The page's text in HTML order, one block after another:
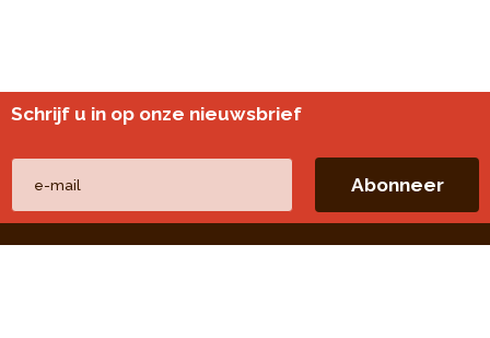
Schrijf u in op onze nieuwsbrief